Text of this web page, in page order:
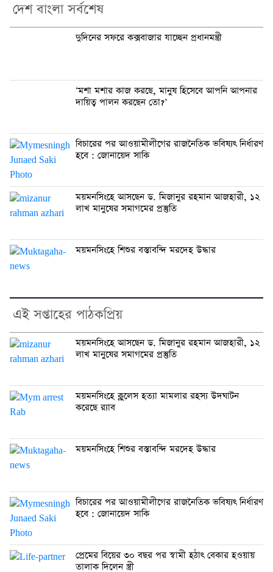
দেশ বাংলা সর্বশেষ
দুদিনের সফরে কক্সবাজার যাচ্ছেন প্রধানমন্ত্রী
‘মশা মশার কাজ করছে, মানুষ হিসেবে আপনি আপনার
দায়িত্ব পালন করছেন তো?’
বিচারের পর আওয়ামীলীগের রাজনৈতিক ভবিষ্যৎ নির্ধারণ
হবে : জোনায়েদ সাকি
ময়মনসিংহে আসছেন ড. মিজানুর রহমান আজহারী, ১২
লাখ মানুষের সমাগমের প্রস্তুতি
ময়মনসিংহে শিশুর বস্তাবন্দি মরদেহ উদ্ধার
এই সপ্তাহের পাঠকপ্রিয়
ময়মনসিংহে আসছেন ড. মিজানুর রহমান আজহারী, ১২
লাখ মানুষের সমাগমের প্রস্তুতি
ময়মনসিংহে ক্লুলেস হত্যা মামলার রহস্য উদঘাটন
করেছে র‍্যাব
ময়মনসিংহে শিশুর বস্তাবন্দি মরদেহ উদ্ধার
বিচারের পর আওয়ামীলীগের রাজনৈতিক ভবিষ্যৎ নির্ধারণ
হবে : জোনায়েদ সাকি
প্রেমের বিয়ের ৩০ বছর পর স্বামী হঠাৎ বেকার হওয়ায়
তালাক দিলেন স্ত্রী